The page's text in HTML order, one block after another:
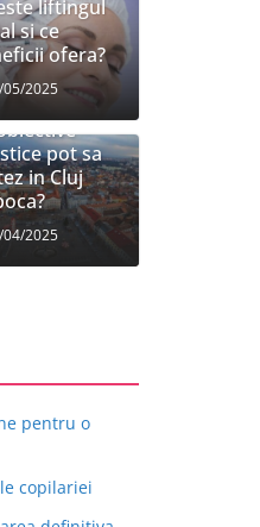
liftingul
si ce
ofera?
2025
pot sa
in Cluj
2025
pentru o
copilariei